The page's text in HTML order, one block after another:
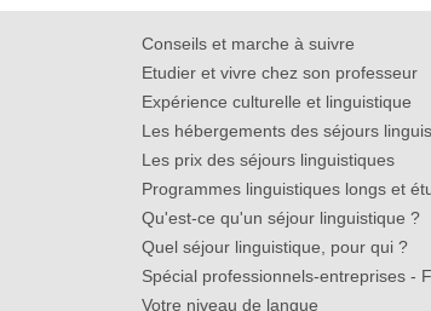
Conseils et marche à suivre
Etudier et vivre chez son professeur
Expérience culturelle et linguistique
Les hébergements des séjours
Les prix des séjours linguistiques
Programmes linguistiques longs et
Qu'est-ce qu'un séjour linguistique ?
Quel séjour linguistique, pour qui ?
Spécial professionnels-entreprises -
Votre niveau de langue